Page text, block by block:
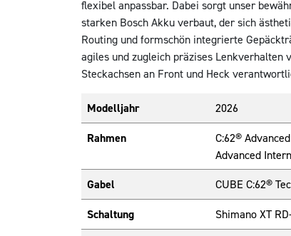
flexibel anpassbar. Dabei sorgt unser
starken Bosch Akku verbaut, der sich
Routing und formschön integrierte
agiles und zugleich präzises Lenkverhalten
Steckachsen an Front und Heck
Modelljahr 2026
Rahmen
C:62®
Advanced
Gabel CUBE C:62®
Schaltung Shimano XT